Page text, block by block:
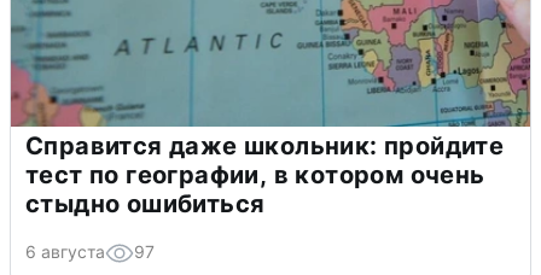
Справится даже школьник: пройдите
тест по географии, в котором очень
стыдно ошибиться
6 августа 97